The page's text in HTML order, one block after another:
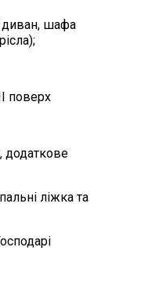
диван, шафа
поверх
додаткове
ліжка та